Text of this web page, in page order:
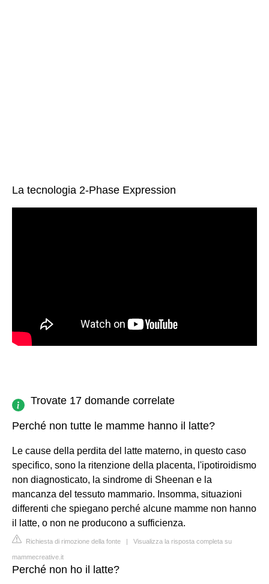
La tecnologia 2-Phase Expression
Trovate 17 domande correlate
Perché non tutte le mamme hanno il latte?
Le cause della perdita del latte materno, in questo caso
specifico, sono la ritenzione della placenta, l'ipotiroidismo
non diagnosticato, la sindrome di Sheenan e la
mancanza del tessuto mammario. Insomma, situazioni
differenti che spiegano perché alcune mamme non hanno
il latte, o non ne producono a sufficienza.
Richiesta di rimozione della fonte | Visualizza la risposta completa su
mammecreative.it
Perché non ho il latte?